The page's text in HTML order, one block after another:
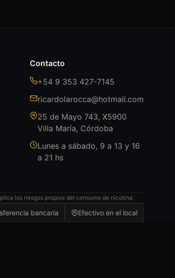
Contacto
+54 9 353 427-7145
ricardolarocca@hotmail.com
25 de Mayo 743, X5900
Villa María, Córdoba
Lunes a sábado, 9 a 13 y 16
a 21 hs
los riesgos propios del consumo de nicotina.
bancaria Efectivo en el local